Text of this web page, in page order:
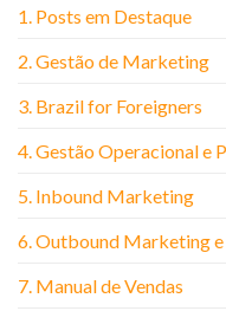
1. Posts em Destaque
2. Gestão de Marketing
3. Brazil for Foreigners
4. Gestão Operacional e
5. Inbound Marketing
6. Outbound Marketing
7. Manual de Vendas